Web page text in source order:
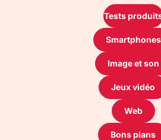
Tests
Smartphones
Image et son
Jeux vidéo
Web
Bons plans